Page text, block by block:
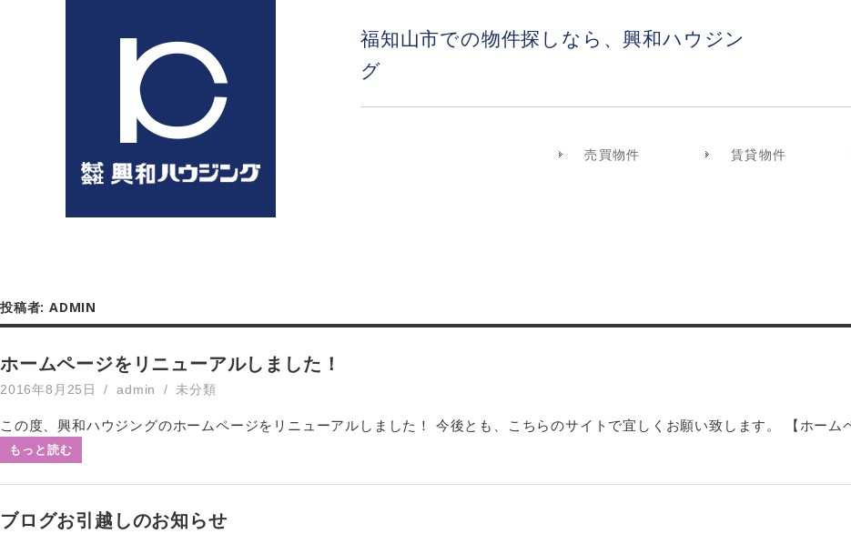
福知山市での物件探しなら、興和ハウジン
グ
売買物件 賃貸物件
投稿者: ADMIN
ホームページをリニューアルしました！
2016年8月25日 admin 未分類
この度、興和ハウジングのホームページをリニューアルしました！ 今後とも、こちらのサイトで宜しくお願い致します。 【ホー
もっと読む
ブログお引越しのお知らせ